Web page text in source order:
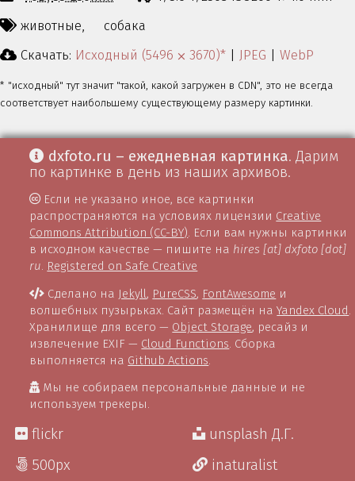
животные,
собака
Скачать: Исходный (5496 ⨉ 3670)* | JPEG | WebP
* "исходный" тут значит "такой, какой загружен в CDN", это не всегда
соответствует наибольшему существующему размеру картинки.
dxfoto.ru – ежедневная картинка. Дарим
по картинке в день из наших архивов.
Если не указано иное, все картинки
распространяются на условиях лицензии Creative
Commons Attribution (CC-BY). Если вам нужны картинки
в исходном качестве — пишите на hires [at] dxfoto [dot]
ru. Registered on Safe Creative
Сделано на Jekyll, PureCSS, FontAwesome и
волшебных пузырьках. Сайт размещён наYandex Cloud
Хранилище для всего — Object Storage, ресайз и
извлечение EXIF — Cloud Functions . Сборка
выполняется на Github Actions
Мы не собираем персональные данные и не
используем трекеры.
flickr
500px
unsplash Д.Г.
inaturalist